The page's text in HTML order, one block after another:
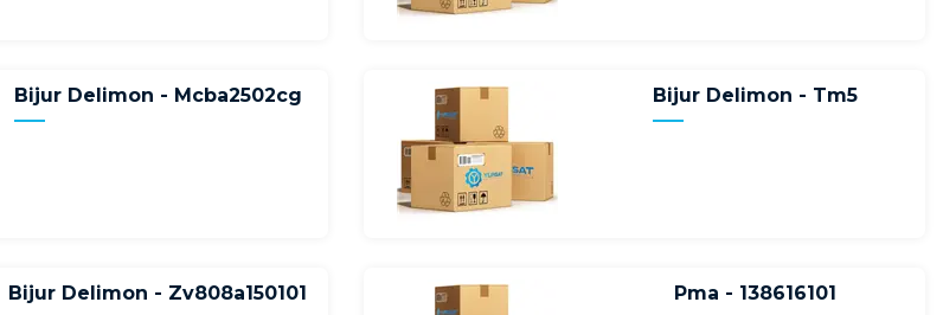
Bijur Delimon - Mcba2502cg Bijur Delimon - Tm5
Bijur Delimon - Zv808a150101 Pma - 138616101